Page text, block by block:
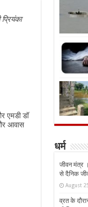
एमडी डॉ
आवास
धर्म
जीवन मंत्र
से दैनिक
August
व्रत के